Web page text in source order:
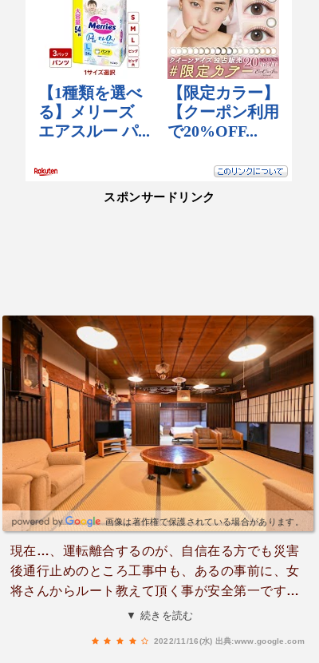
かったのですが、既にお腹一杯で食べるので精一
杯でした^^;少食の方は恐らく食べきれないと思う
ので、すべての品目を堪能したいなら事前に各品
目の量を調整してもらったらいいかと思います^^;
お酒はビール(ビン2本)を頂きましたが焼酎、日本
酒もあるようです^^(コースにもよるかもしれませ
んが私が行ったときはこれらの料金もコミコミで
頂きました!とても静かな環境でゆっくりできまし
スポンサードリンク
画像は著作権で保護されている場合があります。
現在…、運転離合するのが、自信在る方でも災害
後通行止めのところ工事中も、あるの事前に、女
将さんからルート教えて頂く事が安全第一です
ね。感謝です。｡今回平日、紅葉狩りにはあともう
▼ 続きを読む
2022/11/16(水) 出典:www.google.com